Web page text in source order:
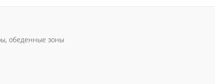
обеденные зоны